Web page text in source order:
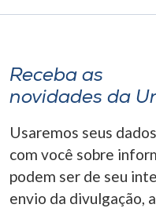
Receba as
novidades da
Usaremos seus
com você sobre
podem ser de seu
envio da divulgação,